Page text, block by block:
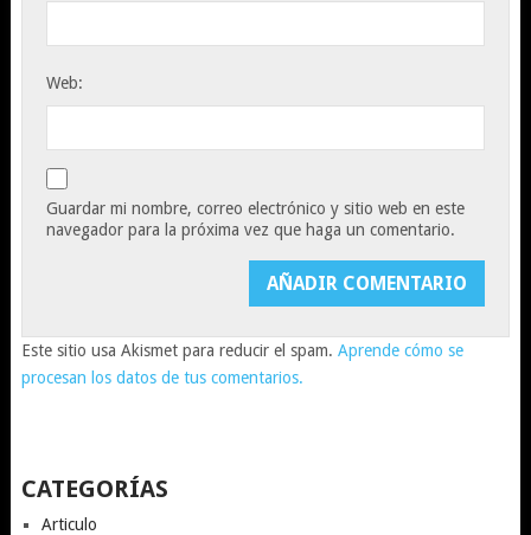
Web:
Guardar mi nombre, correo electrónico y sitio web en este
navegador para la próxima vez que haga un comentario.
Este sitio usa Akismet para reducir el spam. Aprende cómo se
procesan los datos de tus comentarios.
CATEGORÍAS
Articulo